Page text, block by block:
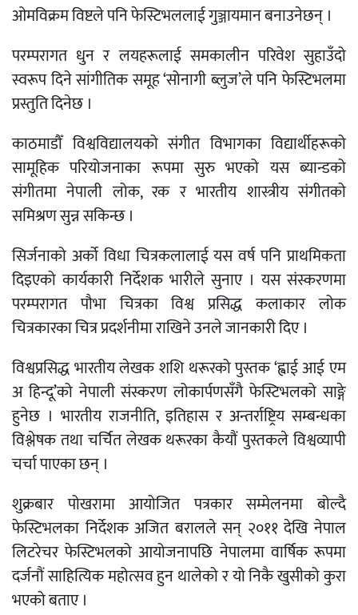
ओमविक्रम विष्टले पनि फेस्टिभललाई गुञ्जायमान बनाउनेछन् ।
परम्परागत धुन र लयहरूलाई समकालीन परिवेश सुहाउँदो
स्वरूप दिने सांगीतिक समूह ‘सोनागी ब्लुज’ले पनि फेस्टिभलमा
प्रस्तुति दिनेछ ।
काठमाडौँ विश्वविद्यालयको संगीत विभागका विद्यार्थीहरूको
सामूहिक परियोजनाका रूपमा सुरु भएको यस ब्यान्डको
संगीतमा नेपाली लोक, रक र भारतीय शास्त्रीय संगीतको
समिश्रण सुन्न सकिन्छ ।
सिर्जनाको अर्को विधा चित्रकलालाई यस वर्ष पनि प्राथमिकता
दिइएको कार्यकारी निर्देशक भारीले सुनाए । यस संस्करणमा
परम्परागत पौभा चित्रका विश्व प्रसिद्ध कलाकार लोक
चित्रकारका चित्र प्रदर्शनीमा राखिने उनले जानकारी दिए ।
विश्वप्रसिद्ध भारतीय लेखक शशि थरूरको पुस्तक ‘ह्वाई आई एम
अ हिन्दू’को नेपाली संस्करण लोकार्पणसँगै फेस्टिभलको साङ्गे
हुनेछ । भारतीय राजनीति, इतिहास र अन्तर्राष्ट्रिय सम्बन्धका
विश्लेषक तथा चर्चित लेखक थरूरका कैयौं पुस्तकले विश्वव्यापी
चर्चा पाएका छन् ।
शुक्रबार पोखरामा आयोजित पत्रकार सम्मेलनमा बोल्दै
फेस्टिभलका निर्देशक अजित बरालले सन् २०११ देखि नेपाल
लिटरेचर फेस्टिभलको आयोजनापछि नेपालमा वार्षिक रूपमा
दर्जनौं साहित्यिक महोत्सव हुन थालेको र यो निकै खुसीको कुरा
भएको बताए ।